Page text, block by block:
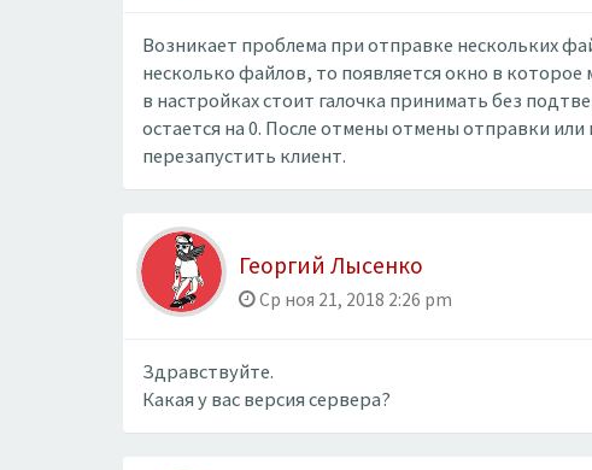
Возникает проблема при отправке нескольких
несколько файлов, то появляется окно в
в настройках стоит галочка принимать без
остается на 0. После отмены отмены отправки
перезапустить клиент.
Георгий Лысенко
Ср ноя 21, 2018 2:26 pm
Здравствуйте.
Какая у вас версия сервера?